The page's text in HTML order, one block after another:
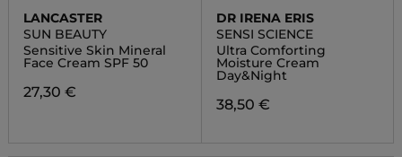
LANCASTER
SUN BEAUTY
Sensitive Skin Mineral
Face Cream SPF 50
27,30 €
DR IRENA ERIS
SENSI SCIENCE
Ultra Comforting
Moisture Cream
Day&Night
38,50 €